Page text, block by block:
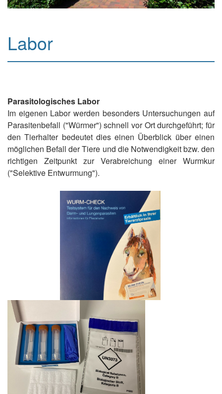
Labor
Parasitologisches Labor
Im eigenen Labor werden besonders Untersuchungen auf
Parasitenbefall ("Würmer") schnell vor Ort durchgeführt; für
den Tierhalter bedeutet dies einen Überblick über einen
möglichen Befall der Tiere und die Notwendigkeit bzw. den
richtigen Zeitpunkt zur Verabreichung einer Wurmkur
("Selektive Entwurmung").